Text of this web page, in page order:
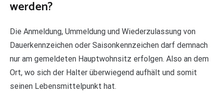
werden?
Die Anmeldung, Ummeldung und Wiederzulassung von
Dauerkennzeichen oder Saisonkennzeichen darf demnach
nur am gemeldeten Hauptwohnsitz erfolgen. Also an dem
Ort, wo sich der Halter überwiegend aufhält und somit
seinen Lebensmittelpunkt hat.